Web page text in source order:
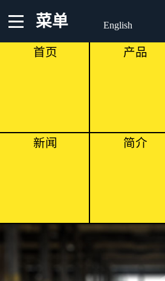
菜单 English
首页 产品
新闻 简介